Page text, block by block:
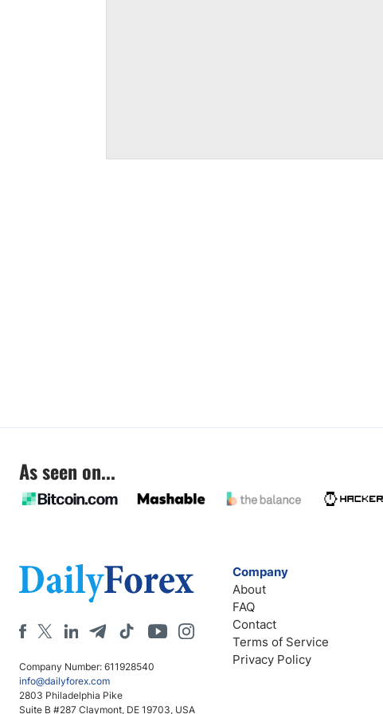
As seen on...
Company Number: 611928540
info@dailyforex.com
2803 Philadelphia Pike
Suite B #287 Claymont, DE 19703, USA
Company
About
FAQ
Contact
Terms of Service
Privacy Policy